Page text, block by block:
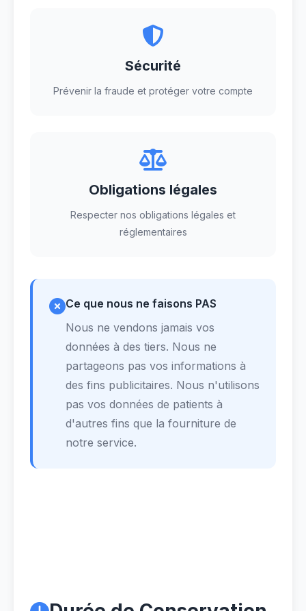
Sécurité
Prévenir la fraude et protéger votre compte
Obligations légales
Respecter nos obligations légales et
réglementaires
Ce que nous ne faisons PAS
Nous ne vendons jamais vos
données à des tiers. Nous ne
partageons pas vos informations à
des fins publicitaires. Nous n'utilisons
pas vos données de patients à
d'autres fins que la fourniture de
notre service.